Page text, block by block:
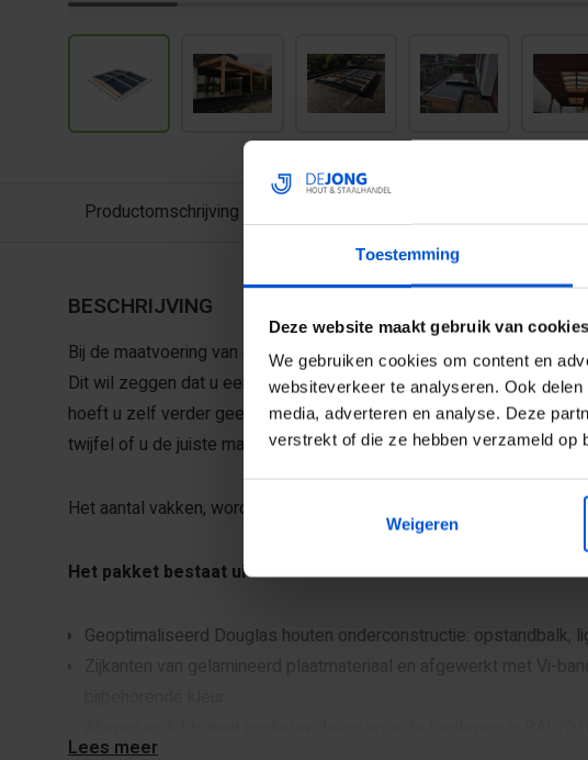
Toestemming
Deze website maakt gebruik van cookies
We gebruiken cookies om content en
websiteverkeer te analyseren. Ook
media, adverteren en analyse. Deze
verstrekt of die ze hebben verzameld op
Weigeren
Productomschrijving
BESCHRIJVING
Bij de maatvoering van een lichtstraat, of daglicht wordt altijd
Dit wil zeggen dat u een gat maakt dat net zo groot is als de
hoeft u zelf verder geen ingewikkelde berekeningen te maken en
twijfel of u de juiste maatvoering bestelt.
Het aantal vakken, wordt het aantal vakken glas mee bedoeld.
Het pakket bestaat uit:
Geoptimaliseerd Douglas houten onderconstructie: opstandbalk,
Zijkanten van gelamineerd plaatmateriaal en afgewerkt met Vi-band
Lees meer